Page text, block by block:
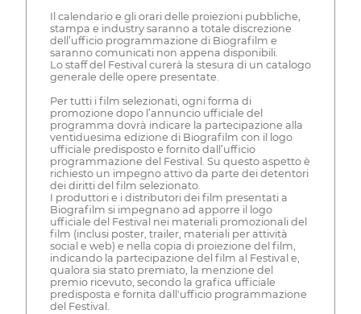
Il calendario e gli orari delle proiezioni pubbliche,
stampa e industry saranno a totale discrezione
dell’ufficio programmazione di Biografilm e
saranno comunicati non appena disponibili.
Lo staff del Festival curerà la stesura di un catalogo
generale delle opere presentate.
Per tutti i film selezionati, ogni forma di
promozione dopo l’annuncio ufficiale del
programma dovrà indicare la partecipazione alla
ventiduesima edizione di Biografilm con il logo
ufficiale predisposto e fornito dall’ufficio
programmazione del Festival. Su questo aspetto è
richiesto un impegno attivo da parte dei detentori
dei diritti del film selezionato.
I produttori e i distributori dei film presentati a
Biografilm si impegnano ad apporre il logo
ufficiale del Festival nei materiali promozionali del
film (inclusi poster, trailer, materiali per attività
social e web) e nella copia di proiezione del film,
indicando la partecipazione del film al Festival e,
qualora sia stato premiato, la menzione del
premio ricevuto, secondo la grafica ufficiale
predisposta e fornita dall'ufficio programmazione
del Festival.